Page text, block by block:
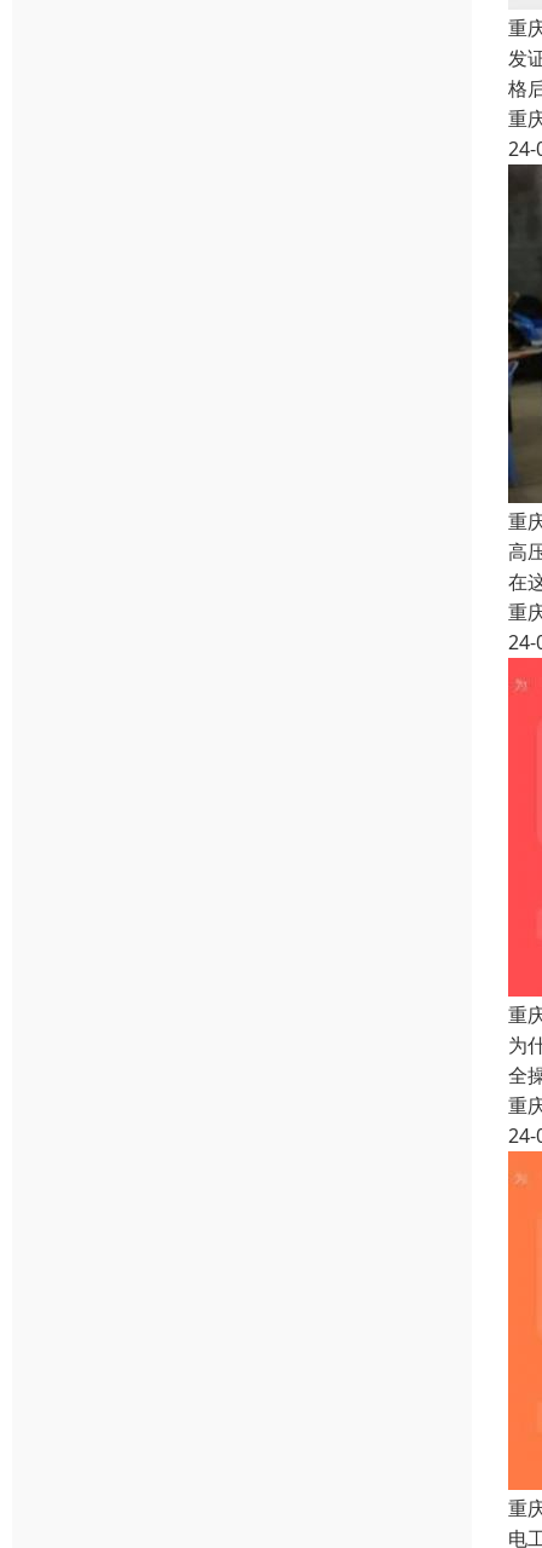
重
发
格
重
24-
重
高
在
重
24-
重
为
全
重
24-
重
电